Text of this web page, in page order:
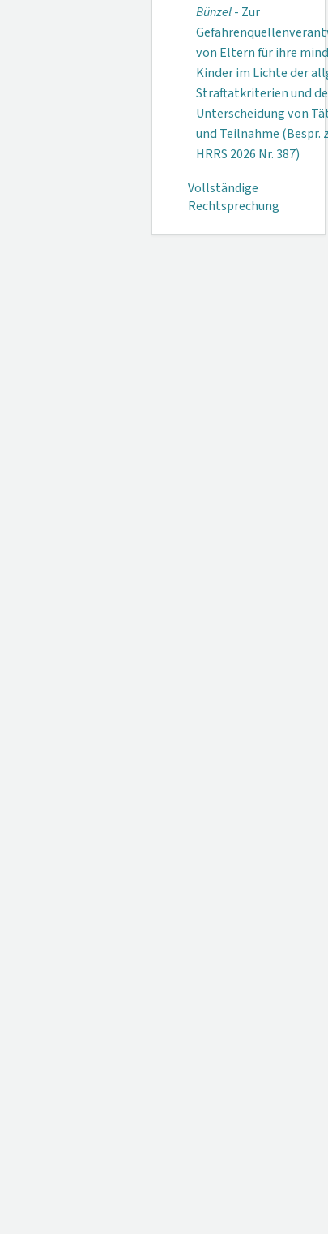
Bünzel- Zur
von Eltern für ihre
Kinder im Lichte der
Straftatkriterien und
Unterscheidung von
und Teilnahme (Bespr.
HRRS 2026 Nr. 387)
Vollständige
Rechtsprechung